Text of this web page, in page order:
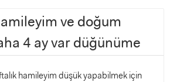
ve doğum
4 ay var düğünüme
hamileyim düşük yapabilmek için